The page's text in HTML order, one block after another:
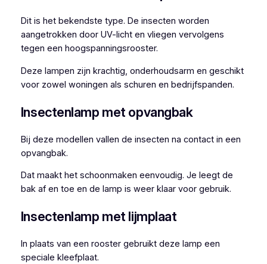
Dit is het bekendste type. De insecten worden
aangetrokken door UV-licht en vliegen vervolgens
tegen een hoogspanningsrooster.
Deze lampen zijn krachtig, onderhoudsarm en geschikt
voor zowel woningen als schuren en bedrijfspanden.
Insectenlamp met opvangbak
Bij deze modellen vallen de insecten na contact in een
opvangbak.
Dat maakt het schoonmaken eenvoudig. Je leegt de
bak af en toe en de lamp is weer klaar voor gebruik.
Insectenlamp met lijmplaat
In plaats van een rooster gebruikt deze lamp een
speciale kleefplaat.